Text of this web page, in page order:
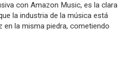
con Amazon Music, es la clara
la industria de la música está
en la misma piedra, cometiendo